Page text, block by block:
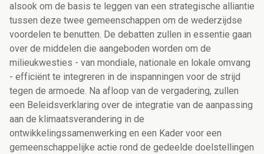
alsook om de basis te leggen van een strategische alliantie
tussen deze twee gemeenschappen om de wederzijdse
voordelen te benutten. De debatten zullen in essentie gaan
over de middelen die aangeboden worden om de
milieukwesties - van mondiale, nationale en lokale omvang
- efficiënt te integreren in de inspanningen voor de strijd
tegen de armoede. Na afloop van de vergadering, zullen
een Beleidsverklaring over de integratie van de aanpassing
aan de klimaatsverandering in de
ontwikkelingssamenwerking en een Kader voor een
gemeenschappelijke actie rond de gedeelde doelstellingen